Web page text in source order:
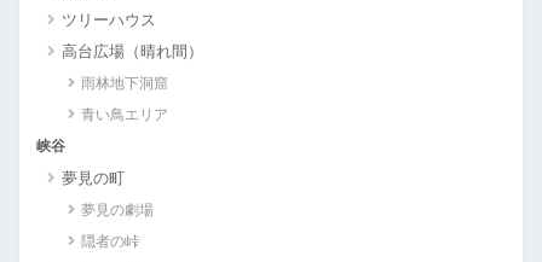
ツリーハウス
高台広場（晴れ間）
雨林地下洞窟
青い鳥エリア
峡谷
夢見の町
夢見の劇場
隠者の峠